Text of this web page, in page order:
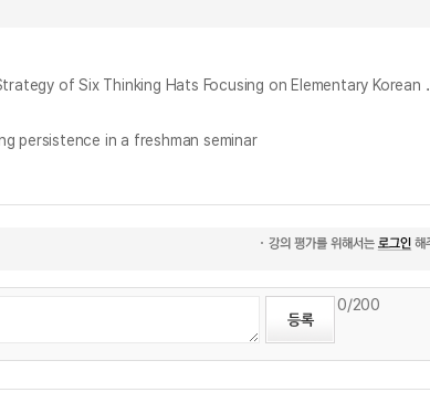
초등 국어과 세미나 수업에서의 육색사고모자 기
persistence in a freshman seminar
0/200